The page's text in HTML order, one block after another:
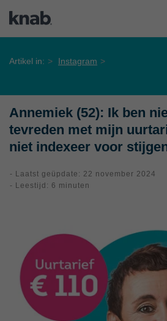
Artikel in: Instagram
Annemiek (52): Ik ben
tevreden met mijn
niet indexeer voor
- Laatst geüpdate: 22 november 2024
- Leestijd: 6 minuten